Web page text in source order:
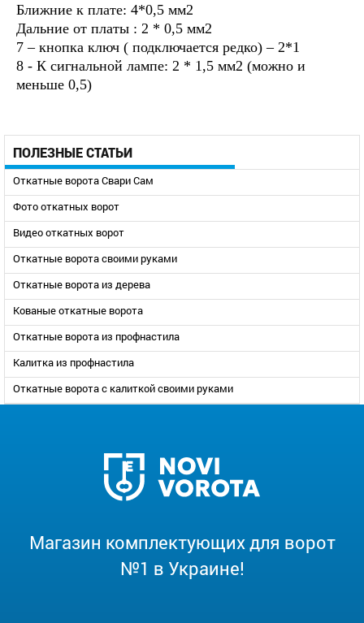
ПОЛЕЗНЫЕ СТАТЬИ
Откатные ворота Свари Сам
Фото откатных ворот
Видео откатных ворот
Откатные ворота своими руками
Откатные ворота из дерева
Кованые откатные ворота
Откатные ворота из профнастила
Калитка из профнастила
Откатные ворота с калиткой своими руками
Ближние к плате: 4*0,5 мм2
Дальние от платы : 2 * 0,5 мм2
7 – кнопка ключ ( подключается редко) – 2*1
8 - К сигнальной лампе: 2 * 1,5 мм2 (можно и
меньше 0,5)
Магазин комплектующих для ворот
№1 в Украине!